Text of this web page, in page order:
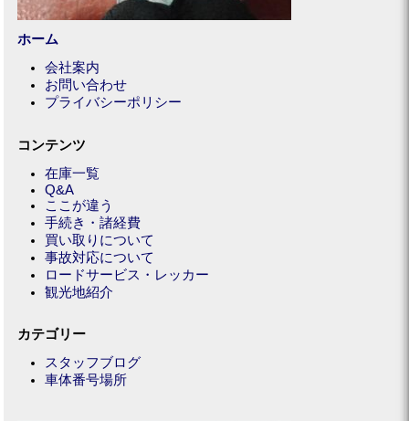
ホーム
会社案内
お問い合わせ
プライバシーポリシー
コンテンツ
在庫一覧
Q&A
ここが違う
手続き・諸経費
買い取りについて
事故対応について
ロードサービス・レッカー
観光地紹介
カテゴリー
スタッフブログ
車体番号場所